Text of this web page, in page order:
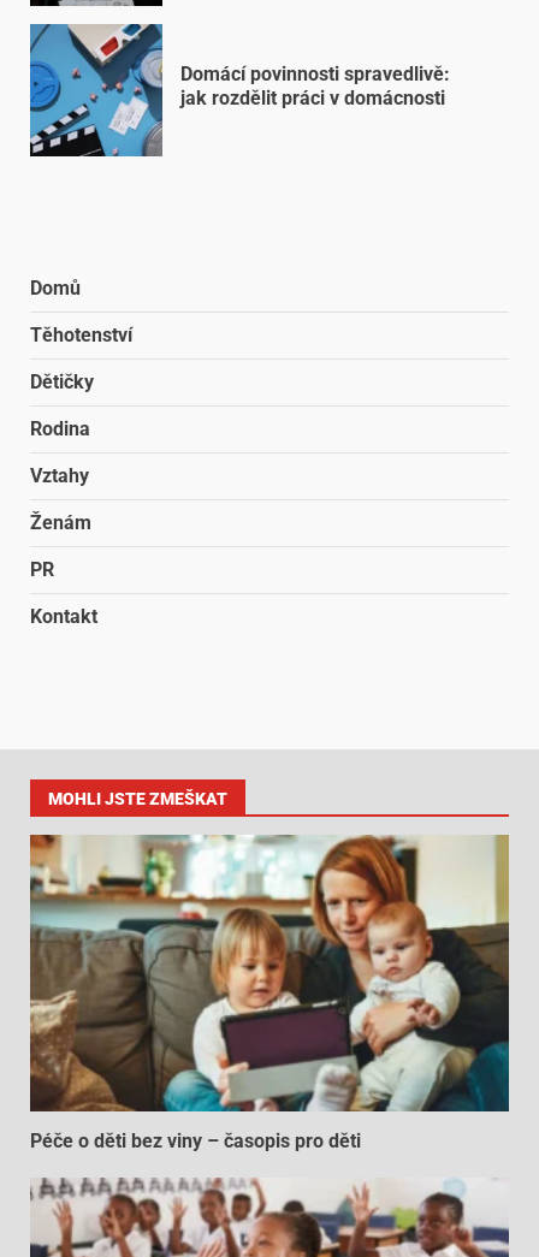
Domácí povinnosti spravedlivě:
jak rozdělit práci v domácnosti
Domů
Těhotenství
Dětičky
Rodina
Vztahy
Ženám
PR
Kontakt
MOHLI JSTE ZMEŠKAT
Péče o děti bez viny – časopis pro děti